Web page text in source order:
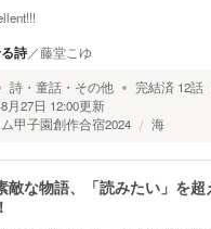
詩／藤堂こゆ
詩・童話・その他 完結済 12話
月27日 12:00更新
甲子園創作合宿2024
海
敵な物語、「読みたい」を超